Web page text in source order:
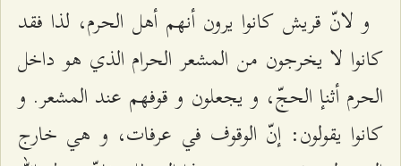
و لانّ قريش كانوا يرون أنهم أهل الحرم، لذا فقد
كانوا لا يخرجون من المشعر الحرام الذي هو داخل
الحرم أثنإ الحجّ، و يجعلون و قوفهم عند المشعر. و
كانوا يقولون: إنّ الوقوف في عرفات، و هي خارج